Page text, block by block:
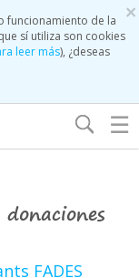
×
funcionamiento de la
sí utiliza son cookies
leer más), ¿deseas
☰
FADES